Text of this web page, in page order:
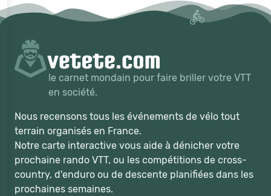
le carnet mondain pour faire briller votre VTT
en société.
Nous recensons tous les événements de vélo tout
terrain organisés en France.
Notre carte interactive vous aide à dénicher votre
prochaine rando VTT, ou les compétitions de cross-
country, d'enduro ou de descente planifiées dans les
prochaines semaines.